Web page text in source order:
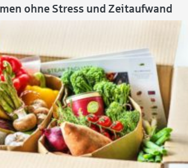
ohne Stress und Zeitaufwand